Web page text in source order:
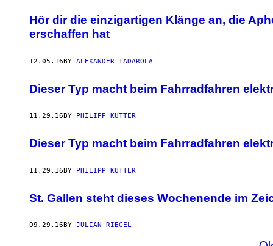
Hör dir die einzigartigen Klänge an, die
erschaffen hat
12.05.16BY ALEXANDER IADAROLA
Dieser Typ macht beim Fahrradfahren
11.29.16 BY PHILIPP KUTTER
Dieser Typ macht beim Fahrradfahren
11.29.16BY PHILIPP KUTTER
St. Gallen steht dieses Wochenende im
09.29.16 BY JULIAN RIEGEL